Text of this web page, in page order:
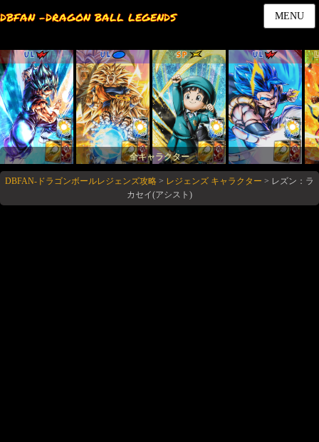
DBFAN -DRAGON BALL LEGENDS MENU
UL UL SP UL
全キャラクター
DBFAN-ドラゴンボールレジェンズ攻略 > レジェンズ キャラクター > レズン：ラ
カセイ(アシスト)